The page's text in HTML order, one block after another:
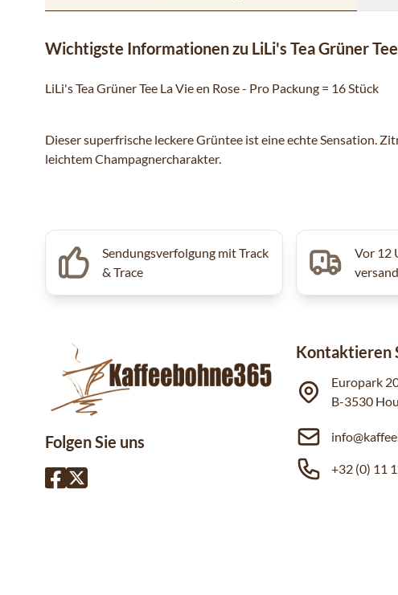
Wichtigste Informationen zu LiLi's Tea Grüner
LiLi's Tea Grüner Tee La Vie en Rose - Pro Packung = 16 Stück
Dieser superfrische leckere Grüntee ist eine echte Sensation.
leichtem Champagnercharakter.
Sendungsverfolgung mit Track
& Trace
Vor 12
Folgen Sie uns
Kontaktieren
Europark
B-3530
+32 (0) 11